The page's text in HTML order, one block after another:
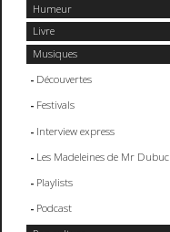
Humeur
Livre
Musiques
Découvertes
Festivals
Interview express
Les Madeleines de Mr Dubuc
Playlists
Podcast